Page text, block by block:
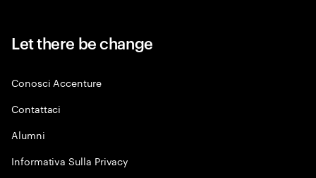
Let there be change
Conosci Accenture
Contattaci
Alumni
Informativa Sulla Privacy